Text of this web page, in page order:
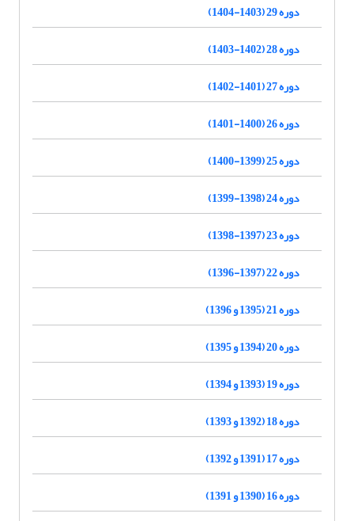
دوره 29 (1403-1404)
دوره 28 (1402-1403)
دوره 27 (1401-1402)
دوره 26 (1400-1401)
دوره 25 (1399-1400)
دوره 24 (1398-1399)
دوره 23 (1397-1398)
دوره 22 (1397-1396)
دوره 21 (1395 و 1396)
دوره 20 (1394 و 1395)
دوره 19 (1393 و 1394)
دوره 18 (1392 و 1393)
دوره 17 (1391 و 1392)
دوره 16 (1390 و 1391)